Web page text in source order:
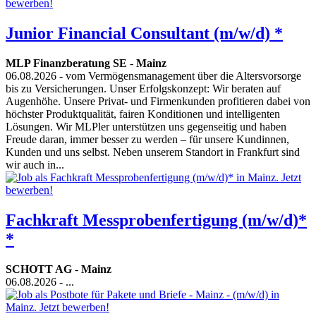
Junior Financial Consultant (m/w/d) *
MLP Finanzberatung SE - Mainz
06.08.2026 - vom Vermögensmanagement über die Altersvorsorge
bis zu Versicherungen. Unser Erfolgskonzept: Wir beraten auf
Augenhöhe. Unsere Privat- und Firmenkunden profitieren dabei von
höchster Produktqualität, fairen Konditionen und intelligenten
Lösungen. Wir MLPler unterstützen uns gegenseitig und haben
Freude daran, immer besser zu werden – für unsere Kundinnen,
Kunden und uns selbst. Neben unserem Standort in Frankfurt sind
wir auch in...
Fachkraft Messprobenfertigung (m/w/d)*
*
SCHOTT AG - Mainz
06.08.2026 - ...